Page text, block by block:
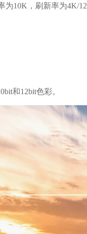
10K，刷新率为4K/
和12bit色彩。